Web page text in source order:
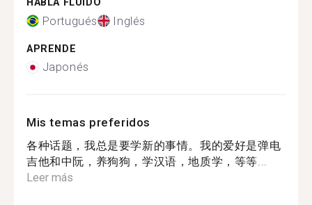
HABLA FLUIDO
Portugués Inglés
APRENDE
Japonés
Mis temas preferidos
各种话题，我总是要学新的事情。我的爱好是弹电
吉他和中阮，养狗狗，学汉语，地质学，等等...
Leer más